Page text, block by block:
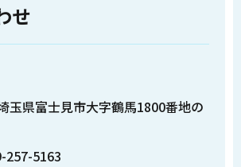
せ
県富士見市大字鶴馬1800番地の
257-5163